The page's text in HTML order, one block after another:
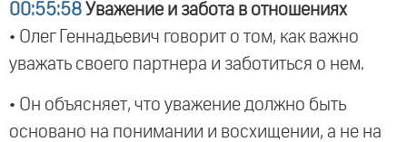
00:55:58 Уважение и забота в отношениях
• Олег Геннадьевич говорит о том, как важно
уважать своего партнера и заботиться о нем.
• Он объясняет, что уважение должно быть
основано на понимании и восхищении, а не на